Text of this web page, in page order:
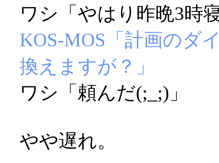
ワシ「やはり昨晩3時
KOS-MOS「計画のダ
換えますが？」
ワシ「頼んだ(;_;)」
やや遅れ。